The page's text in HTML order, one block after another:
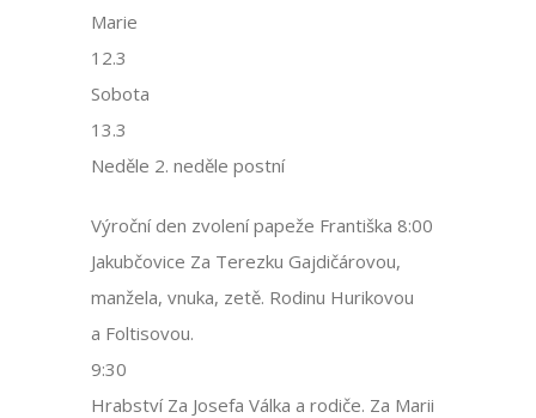
Marie
12.3
Sobota
13.3
Neděle 2. neděle postní
Výroční den zvolení papeže Františka 8:00
Jakubčovice Za Terezku Gajdičárovou,
manžela, vnuka, zetě. Rodinu Hurikovou
a Foltisovou.
9:30
Hrabství Za Josefa Válka a rodiče. Za Marii